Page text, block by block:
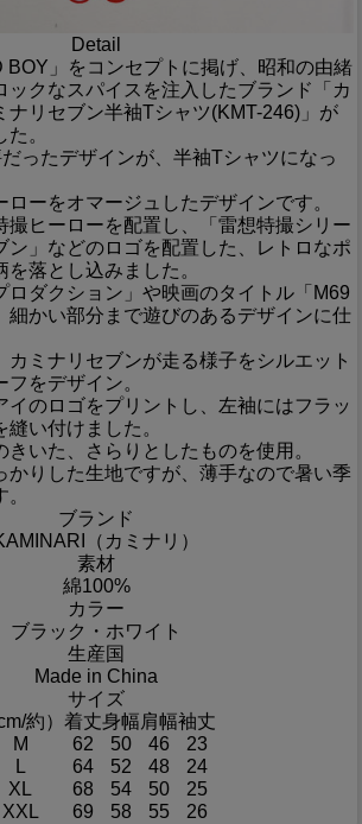
Detail
BOY」をコンセプトに掲げ、昭和の由緒
ックなスパイスを注入したブランド「カ
ナリセブン半袖Tシャツ(KMT-246)」が
。
ったデザインが、半袖Tシャツになっ
ーをオマージュしたデザインです。
撮ヒーローを配置し、「雷想特撮シリー
ン」などのロゴを配置した、レトロなポ
落とし込みました。
ロダクション」や映画のタイトル「M69
細かい部分まで遊びのあるデザインに仕
カミナリセブンが走る様子をシルエット
をデザイン。
イのロゴをプリントし、左袖にはフラッ
い付けました。
いた、さらりとしたものを使用。
かりした生地ですが、薄手なので暑い季
ブランド
（カミナリ）
素材
綿100%
カラー
ブラック・ホワイト
生産国
Made in China
サイズ
約） 着丈身幅肩幅袖丈
M
62 50 46
23
L
64 52 48
24
XL
68 54 50
25
XXL
69 58 55 26